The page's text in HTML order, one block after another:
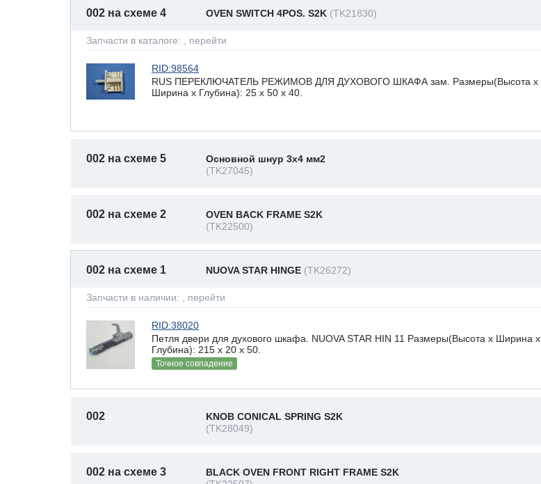
002 на схеме 4 OVEN SWITCH 4POS. S2K (TK21830)
Запчасти в каталоге: , перейти
RID:98564
RUS ПЕРЕКЛЮЧАТЕЛЬ РЕЖИМОВ ДЛЯ ДУХОВОГО ШКАФА зам. Размеры(Высота х
Ширина х Глубина): 25 x 50 х 40.
002 на схеме 5
Основной шнур 3x4 мм2
(TK27045)
002 на схеме 2
OVEN BACK FRAME S2K
(TK22500)
002 на схеме 1 NUOVA STAR HINGE (TK26272)
Запчасти в наличии: , перейти
RID:38020
Петля двери для духового шкафа. NUOVA STAR HIN 11 Размеры(Высота х Ширина х
Глубина): 215 x 20 х 50.
Точное совпадение
002
KNOB CONICAL SPRING S2K
(TK28049)
002 на схеме 3
BLACK OVEN FRONT RIGHT FRAME S2K